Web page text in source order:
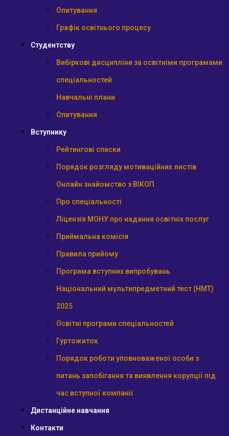
Опитування
Графік освітнього процесу
Студентству
Вибіркові дисципліни за освітніми програмами
спеціальностей
Навчальні плани
Опитування
Вступнику
Рейтингові списки
Порядок розгляду мотиваційних листів
Онлайн знайомство з ВІКОП
Про спеціальності
Ліцензія МОНУ про надання освітніх послуг
Приймальна комісія
Правила прийому
Програма вступних випробувань
Національний мультипредметний тест (НМТ)
2025
Освітні програми спеціальностей
Гуртожиток
Порядок роботи уповноваженої особи з
питань запобігання та виявлення корупції під
час вступної компанії
Дистанційне навчання
Контакти